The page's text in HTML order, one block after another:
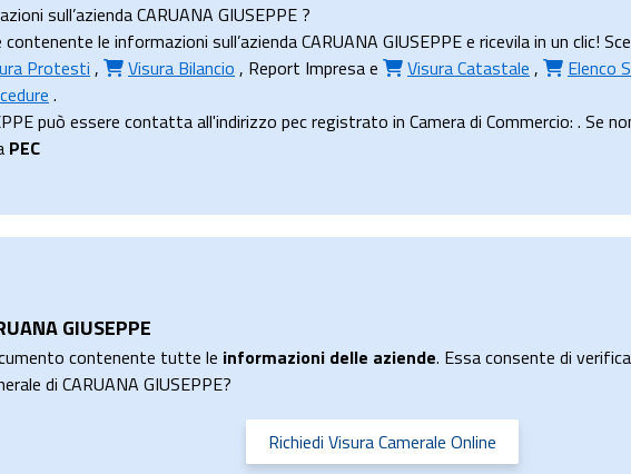
sull’azienda CARUANA GIUSEPPE ?
le informazioni sull’azienda CARUANA GIUSEPPE e ricevila in un clic!
Protesti , Visura Bilancio , Report Impresae Visura Catastale , Elenco
.
può essere contatta all'indirizzo pec registrato in Camera di Commercio: . Se
PEC
GIUSEPPE
contenente tutte le informazioni delle aziende. Essa consente di
di CARUANA GIUSEPPE?
Richiedi Visura Camerale Online